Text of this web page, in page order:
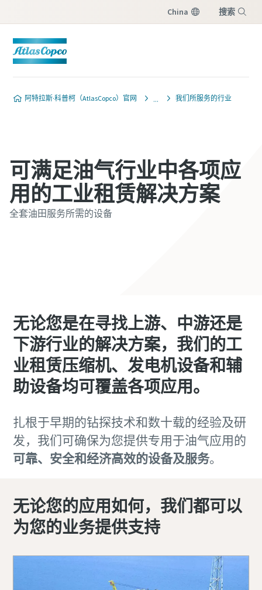
China 搜索
阿特拉斯·科普柯（AtlasCopco）官网 我们所服务的行业
可满足油气行业中各项应
用的工业租赁解决方案
全套油田服务所需的设备
无论您是在寻找上游、中游还是
下游行业的解决方案，我们的工
业租赁压缩机、发电机设备和辅
助设备均可覆盖各项应用。
扎根于早期的钻探技术和数十载的经验及研
发，我们可确保为您提供专用于油气应用的
可靠、安全和经济高效的设备及服务。
无论您的应用如何，我们都可以
为您的业务提供支持